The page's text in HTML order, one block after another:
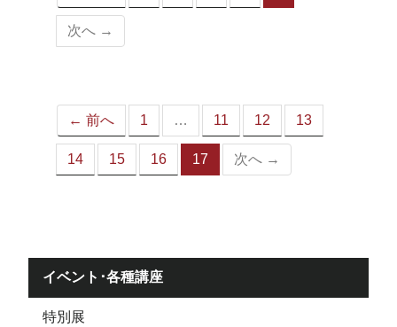
次へ →
← 前へ 1 … 11 12 13
14 15 16 17
（こ
次へ →
イベント･各種講座
特別展